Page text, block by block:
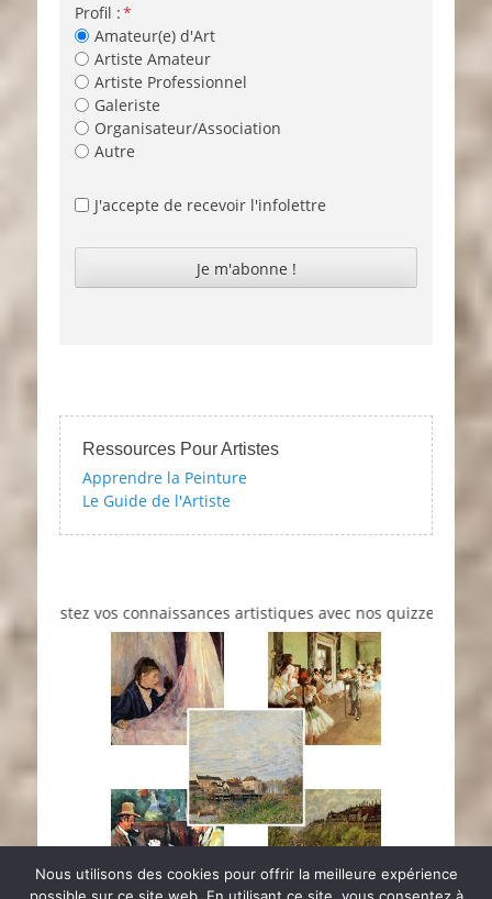
Profil :
Amateur(e) d'Art
Artiste Amateur
Artiste Professionnel
Galeriste
Organisateur/Association
Autre
J'accepte de recevoir l'infolettre
Ressources Pour Artistes
Apprendre la Peinture
Le Guide de l'Artiste
vos connaissances artistiques avec nos quizzes sur
Nous utilisons des cookies pour offrir la meilleure expérience